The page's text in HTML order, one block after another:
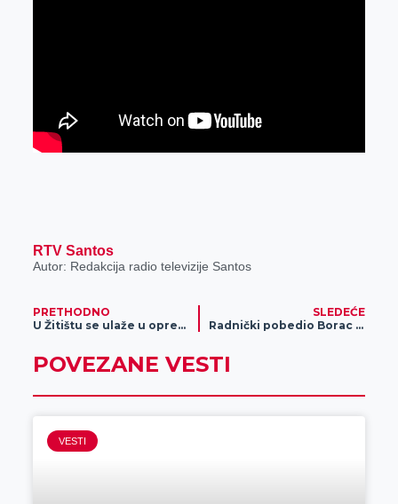
RTV Santos
Autor: Redakcija radio televizije Santos
PRETHODNO
U Žitištu se ulaže u opremanje stočarskih farmi
SLEDEĆE
Radnički pobedio Borac iz Sakula
POVEZANE VESTI
VESTI